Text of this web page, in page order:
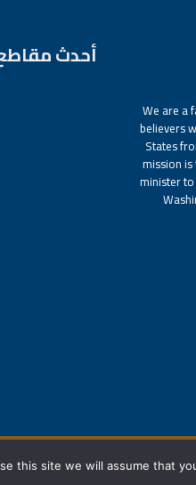
We are a
believers
States
mission
minister
أحدث
this site we will assume that